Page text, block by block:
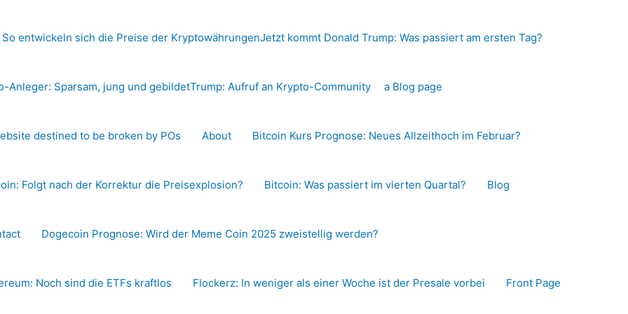
So entwickeln sich die Preise der KryptowährungenJetzt kommt Donald Trump: Was passiert am ersten Tag?
Anleger: Sparsam, jung und gebildetTrump: Aufruf an Krypto-Community a Blog page
destined to be broken by POs About Bitcoin Kurs Prognose: Neues Allzeithoch im Februar?
Folgt nach der Korrektur die Preisexplosion? Bitcoin: Was passiert im vierten Quartal? Blog
Dogecoin Prognose: Wird der Meme Coin 2025 zweistellig werden?
Noch sind die ETFs kraftlos Flockerz: In weniger als einer Woche ist der Presale vorbei Front Page